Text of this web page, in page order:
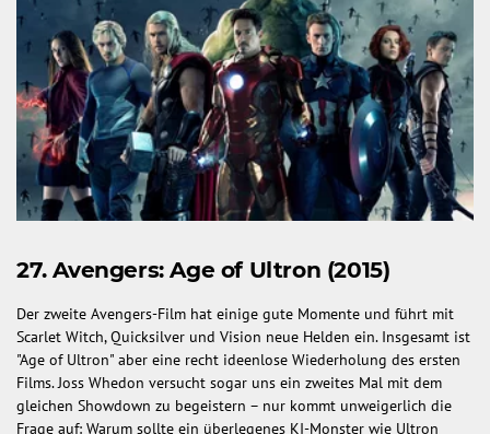
27. Avengers: Age of Ultron (2015)
Der zweite Avengers-Film hat einige gute Momente und führt mit
Scarlet Witch, Quicksilver und Vision neue Helden ein. Insgesamt ist
"Age of Ultron" aber eine recht ideenlose Wiederholung des ersten
Films. Joss Whedon versucht sogar uns ein zweites Mal mit dem
gleichen Showdown zu begeistern – nur kommt unweigerlich die
Frage auf: Warum sollte ein überlegenes KI-Monster wie Ultron